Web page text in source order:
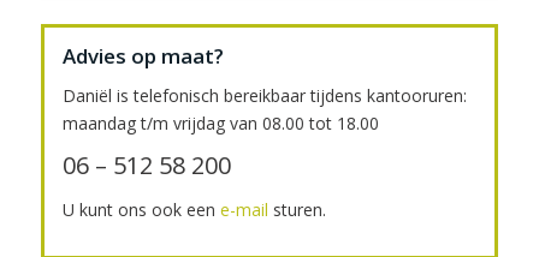
Advies op maat?
Daniël is telefonisch bereikbaar tijdens kantooruren:
maandag t/m vrijdag van 08.00 tot 18.00
06 – 512 58 200
U kunt ons ook een e-mail sturen.